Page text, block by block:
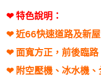
❤ 特色說明：
❤ 近66快速道路及新屋
❤ 面寬方正，前後臨路
❤ 附空壓機、冰水機、